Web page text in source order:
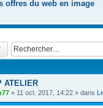
offres du web en image
ATELIER
» 11 oct. 2017, 14:22 » dans